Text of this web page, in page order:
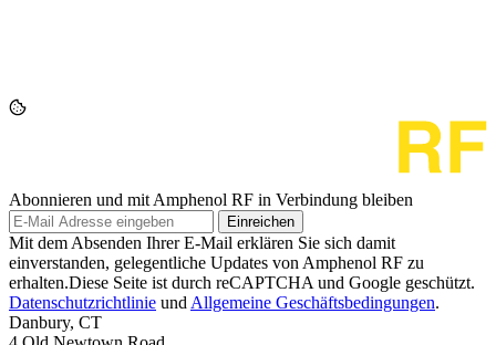
Abonnieren und mit Amphenol RF in Verbindung bleiben
Einreichen
Mit dem Absenden Ihrer E-Mail erklären Sie sich damit
einverstanden, gelegentliche Updates von Amphenol RF zu
erhalten.Diese Seite ist durch reCAPTCHA und Google geschützt.
Datenschutzrichtlinie und Allgemeine Geschäftsbedingungen.
Danbury, CT